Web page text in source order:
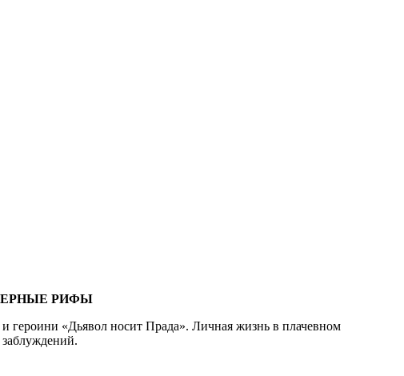
РИФЫ
героини «Дьявол носит Прада». Личная жизнь в плачевном